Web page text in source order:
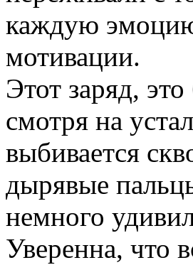
каждую
мотивации.
Этот заряд,
смотря на
выбивается
дырявые
немного
Уверенна, что